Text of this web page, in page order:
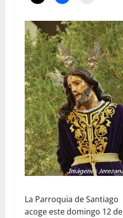
La Parroquia de Santiago
acoge este domingo 12 de